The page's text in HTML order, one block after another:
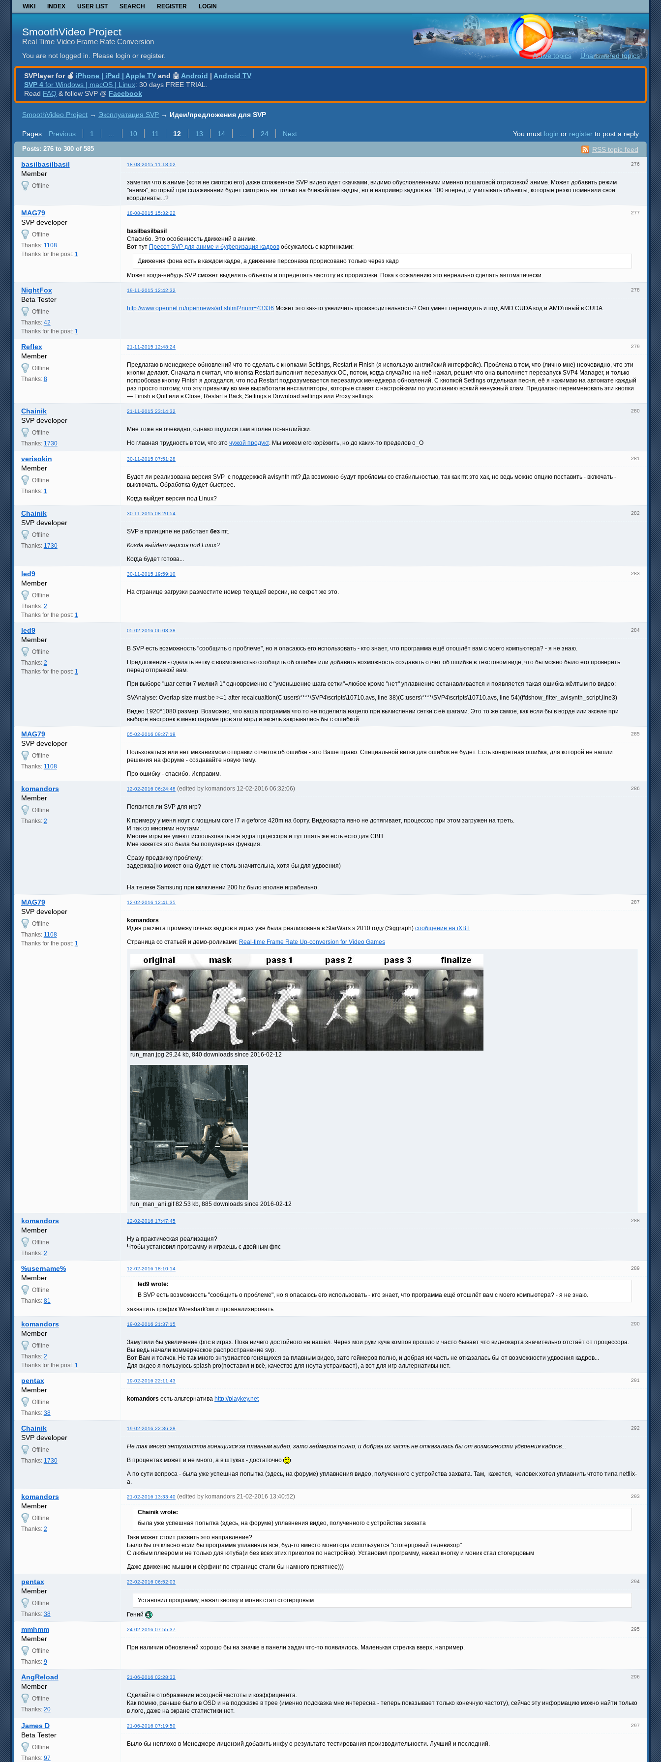
WIKI INDEX USER LIST SEARCH REGISTER LOGIN
SmoothVideo Project
Real Time Video Frame Rate Conversion
You are not logged in. Please login or register. Active topics Unanswered topics
SVPlayer for 🍎 iPhone | iPad | Apple TV and 🤖 Android | Android TV
SVP 4 for Windows | macOS | Linux: 30 days FREE TRIAL.
Read FAQ & follow SVP @ Facebook
SmoothVideo Project → Эксплуатация SVP → Идеи/предложения для SVP
Pages Previous 1 10 11 12 13 14 24 Next You must login or register to post a reply
RSS topic feed
Posts: 276 to 300 of 585
276
basilbasilbasil 18-08-2015 11:18:02
Member
Offline
заметил что в аниме (хотя не смотрю его) даже сглаженное SVP видео идет скачками, видимо обусловленными именно пошаговой отрисовкой аниме. Может добавить режим
"анимэ", который при сглаживании будет смотреть не только на ближайшие кадры, но и например кадров на 100 вперед, и учитывать объекты, которые резко поменяли свои
координаты...?
277
MAG79 18-08-2015 15:32:22
SVP developer
Offline
Thanks: 1108
Thanks for the post: 1
basilbasilbasil
Спасибо. Это особенность движений в аниме.
Вот тут Пресет SVP для аниме и буферизация кадров обсужалось с картинками:
Движения фона есть в каждом кадре, а движение персонажа прорисовано только через кадр
Может когда-нибудь SVP сможет выделять объекты и определять частоту их прорисовки. Пока к сожалению это нереально сделать автоматически.
278
NightFox 19-11-2015 12:42:32
Beta Tester
Offline
Thanks: 42
Thanks for the post: 1
http://www.opennet.ru/opennews/art.shtml?num=43336 Может это как-то увеличить производительность? Оно умеет переводить и под AMD CUDA код и AMD'шный в CUDA.
279
Reflex 21-11-2015 12:48:24
Member
Offline
Thanks: 8
Предлагаю в менеджере обновлений что-то сделать с кнопками Settings, Restart и Finish (я использую английский интерфейс). Проблема в том, что (лично мне) неочевидно, что эти
кнопки делают. Сначала я считал, что кнопка Restart выполнит перезапуск ОС, потом, когда случайно на неё нажал, решил что она выполняет перезапуск SVP4 Manager, и только
попробовав кнопку Finish я догадался, что под Restart подразумевается перезапуск менеджера обновлений. С кнопкой Settings отдельная песня, её я нажимаю на автомате каждый
раз просто потому, что эту привычку во мне выработали инсталляторы, которые ставят с настройками по умолчанию всякий ненужный хлам. Предлагаю переименовать эти кнопки
— Finish в Quit или в Close; Restart в Back; Settings в Download settings или Proxy settings.
280
Chainik 21-11-2015 23:14:32
SVP developer
Offline
Thanks: 1730
Мне тоже не очевидно, однако подписи там вполне по-английски.
Но главная трудность в том, что это чужой продукт. Мы можем его корёжить, но до каких-то пределов о_О
281
verisokin 30-11-2015 07:51:28
Member
Offline
Thanks: 1
Будет ли реализована версия SVP с поддержкой avisynth mt? Да возможно будут проблемы со стабильностью, так как mt это хак, но ведь можно опцию поставить - включать -
выключать. Обработка будет быстрее.
Когда выйдет версия под Linux?
282
Chainik 30-11-2015 08:20:54
SVP developer
Offline
Thanks: 1730
SVP в принципе не работает без mt.
Когда выйдет версия под Linux?
Когда будет готова...
283
led9 30-11-2015 19:59:10
Member
Offline
Thanks: 2
Thanks for the post: 1
На странице загрузки разместите номер текущей версии, не секрет же это.
284
led9 05-02-2016 06:03:38
Member
Offline
Thanks: 2
Thanks for the post: 1
В SVP есть возможность "сообщить о проблеме", но я опасаюсь его использовать - кто знает, что программа ещё отошлёт вам с моего компьютера? - я не знаю.
Предложение - сделать ветку с возможностью сообщить об ошибке или добавить возможность создавать отчёт об ошибке в текстовом виде, что бы можно было его проверить
перед отправкой вам.
При выборе "шаг сетки 7 мелкий 1" одновременно с "уменьшение шага сетки"=любое кроме "нет" уплавнение останавливается и появляется такая ошибка жёлтым по видео:
SVAnalyse: Overlap size must be >=1 after recalcualtion(C:users\****\SVP4\scripts\10710.avs, line 38)(C:users\****\SVP4\scripts\10710.avs, line 54)(ffdshow_filter_avisynth_script,line3)
Видео 1920*1080 размер. Возможно, что ваша программа что то не поделила нацело при вычислении сетки с её шагами. Это то же самое, как если бы в ворде или экселе при
выборе настроек в меню параметров эти ворд и эксель закрывались бы с ошибкой.
285
MAG79 05-02-2016 09:27:19
SVP developer
Offline
Thanks: 1108
Пользоваться или нет механизмом отправки отчетов об ошибке - это Ваше право. Специальной ветки для ошибок не будет. Есть конкретная ошибка, для которой не нашли
решения на форуме - создавайте новую тему.
Про ошибку - спасибо. Исправим.
286
komandors 12-02-2016 06:24:48 (edited by komandors 12-02-2016 06:32:06)
Member
Offline
Thanks: 2
Появится ли SVP для игр?
К примеру у меня ноут с мощным core i7 и geforce 420m на борту. Видеокарта явно не дотягивает, процессор при этом загружен на треть.
И так со многими ноутами.
Многие игры не умеют использовать все ядра прцессора и тут опять же есть есто для СВП.
Мне кажется это была бы популярная функция.
Сразу предвижу проблему:
задержка(но может она будет не столь значительна, хотя бы для удвоения)
На телеке Samsung при включении 200 hz было вполне играбельно.
287
MAG79 12-02-2016 12:41:35
SVP developer
Offline
Thanks: 1108
Thanks for the post: 1
komandors
Идея расчета промежуточных кадров в играх уже была реализована в StarWars s 2010 году (Siggraph) сообщение на iXBT
Страница со статьей и демо-роликами: Real-time Frame Rate Up-conversion for Video Games
run_man.jpg 29.24 kb, 840 downloads since 2016-02-12
run_man_ani.gif 82.53 kb, 885 downloads since 2016-02-12
288
komandors 12-02-2016 17:47:45
Member
Offline
Thanks: 2
Ну а практическая реализация?
Чтобы установил программу и играешь с двойным фпс
289
%username% 12-02-2016 18:10:14
Member
Offline
Thanks: 81
led9 wrote:
В SVP есть возможность "сообщить о проблеме", но я опасаюсь его использовать - кто знает, что программа ещё отошлёт вам с моего компьютера? - я не знаю.
захватить трафик Wireshark'ом и проанализировать
290
komandors 19-02-2016 21:37:15
Member
Offline
Thanks: 2
Thanks for the post: 1
Замутили бы увеличение фпс в играх. Пока ничего достойного не нашёл. Через мои руки куча компов прошло и часто бывает что видеокарта значительно отстаёт от процессора.
Вы ведь начали коммерческое распространение svp.
Вот Вам и толчок. Не так много энтузиастов гонящихся за плавным видео, зато геймеров полно, и добрая их часть не отказалась бы от возможности удвоения кадров...
Для видео я пользуюсь splash pro(поставил и всё, качество для ноута устраивает), а вот для игр альтернативы нет.
291
pentax 19-02-2016 22:11:43
Member
Offline
Thanks: 38
komandors есть альтернатива http://playkey.net
292
Chainik 19-02-2016 22:36:28
SVP developer
Offline
Thanks: 1730
Не так много энтузиастов гонящихся за плавным видео, зато геймеров полно, и добрая их часть не отказалась бы от возможности удвоения кадров...
В процентах может и не много, а в штуках - достаточно
А по сути вопроса - была уже успешная попытка (здесь, на форуме) уплавнения видео, полученного с устройства захвата. Там, кажется, человек хотел уплавнить чтото типа netflix-
а.
293
komandors 21-02-2016 13:33:40 (edited by komandors 21-02-2016 13:40:52)
Member
Offline
Thanks: 2
Chainik wrote:
была уже успешная попытка (здесь, на форуме) уплавнения видео, полученного с устройства захвата
Таки может стоит развить это направление?
Было бы оч класно если бы программа уплавняла всё, буд-то вместо монитора используется "стогерцовый телевизор"
С любым плеером и не только для ютуба(и без всех этих приколов по настройке). Установил программу, нажал кнопку и моник стал стогерцовым
Даже движение мышки и сёрфинг по странице стали бы намного приятнее)))
294
pentax 23-02-2016 06:52:03
Member
Offline
Thanks: 38
Установил программу, нажал кнопку и моник стал стогерцовым
Гений
295
mmhmm 24-02-2016 07:55:37
Member
Offline
Thanks: 9
При наличии обновлений хорошо бы на значке в панели задач что-то появлялось. Маленькая стрелка вверх, например.
296
AngReload 21-06-2016 02:28:33
Member
Offline
Thanks: 20
Сделайте отображение исходной частоты и коэффициента.
Как помню, раньше было в OSD и на подсказке в трее (именно подсказка мне интересна - теперь показывает только конечную частоту), сейчас эту информацию можно найти только
в логе, даже на экране статистики нет.
297
James D 21-06-2016 07:19:50
Beta Tester
Offline
Thanks: 97
Было бы неплохо в Менеджере лицензий добавить инфу о результате тестирования производительности. Лучший и последний.